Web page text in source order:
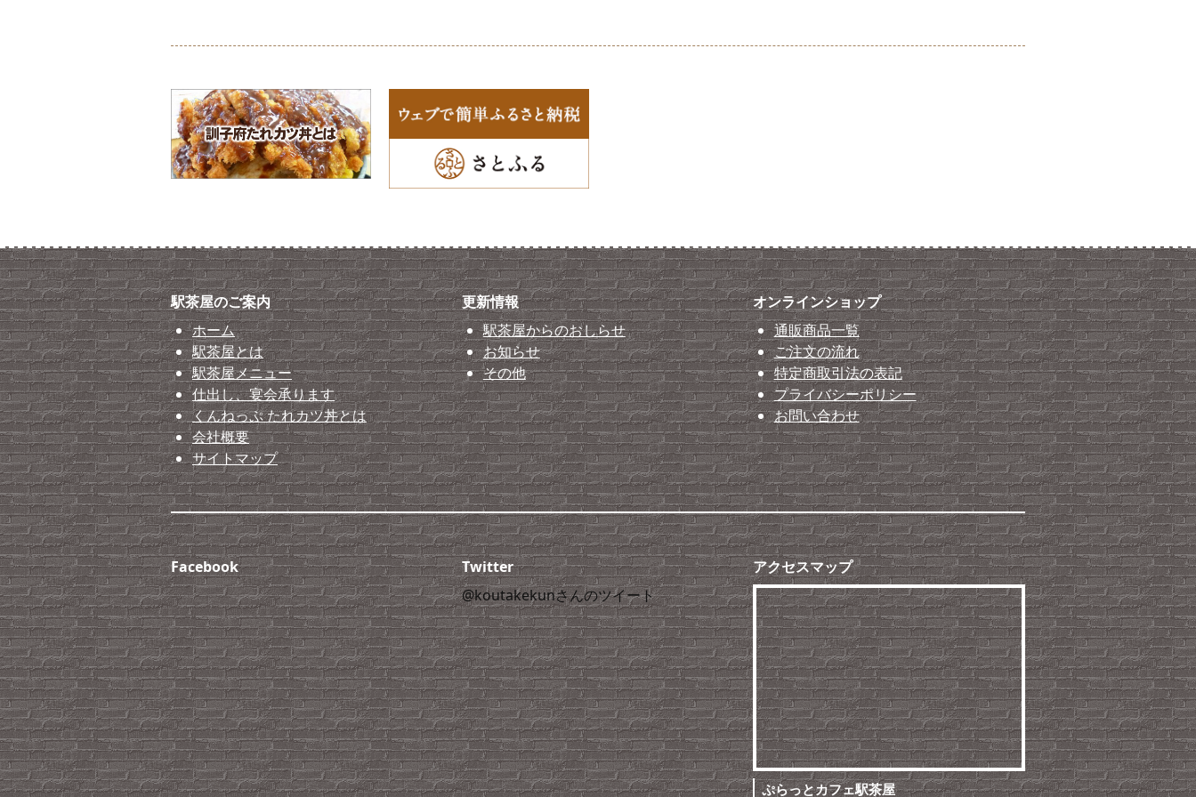
駅茶屋のご案内
ホーム
駅茶屋とは
駅茶屋メニュー
仕出し、宴会承ります
くんねっぷ たれカツ丼とは
会社概要
サイトマップ
更新情報
駅茶屋からのおしらせ
お知らせ
その他
オンラインショップ
通販商品一覧
ご注文の流れ
特定商取引法の表記
プライバシーポリシー
お問い合わせ
Facebook
Twitter
@koutakekunさんのツイート
アクセスマップ
ぷらっとカフェ駅茶屋